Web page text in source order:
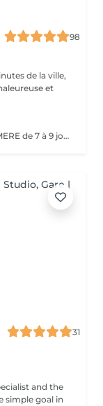
98
de la ville,
et
Soin idéal pour un évènement. Tenue EPHEMERE de 7 à 9 jours, va s'estomper progressivement au fil de jours.. Cette prestation se fait à l'aide d'un produit auto-bronzant que nous appliquerons sur tout le corps. Pénétration immédiate, ne colle pas, ne tache pas. Le rendu sera un bronzage naturel (pas couleur orange) et uniforme dans les heures qui suivent. Le jour du soin portez de préférence des vêtements amples. Attendre environ 6 heures avant de prendre une douche. L'auto-bronzant touche la couche superficielle de la peau donc s'estompe progressivement. Nous préconisons un gommage la veille pour intensifier le soin..
31
and the